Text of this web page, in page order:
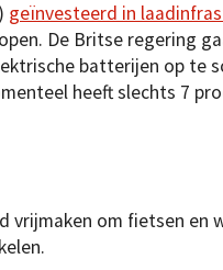
geïnvesteerd in
De Britse regering
batterijen op te
heeft slechts 7
vrijmaken om fietsen en